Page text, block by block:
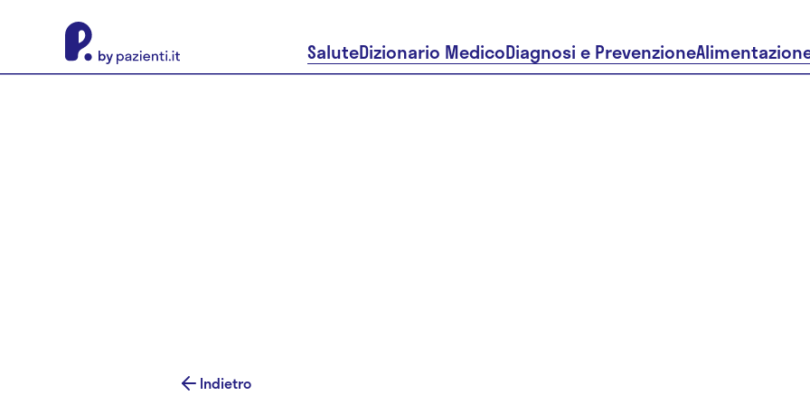
SaluteDizionario MedicoDiagnosi e Prevenzione
Indietro